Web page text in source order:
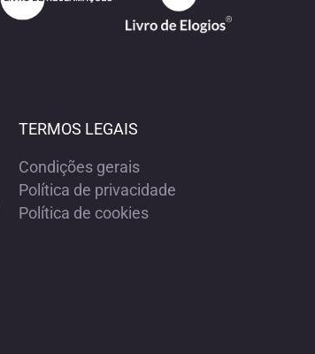
TERMOS LEGAIS
Condições gerais
Política de privacidade
Política de cookies